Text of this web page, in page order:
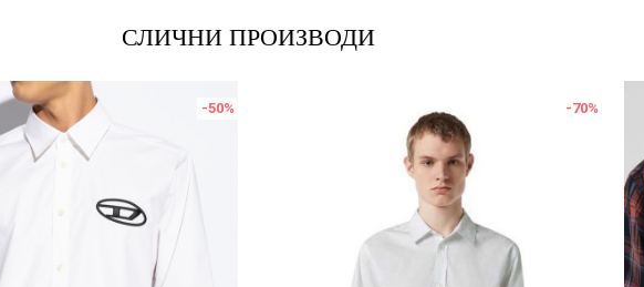
СЛИЧНИ ПРОИЗВОДИ
-50% -70%